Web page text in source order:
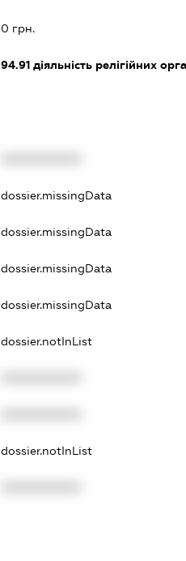
0 грн.
94.91діяльність релігійних
dossier.missingData
dossier.missingData
dossier.missingData
dossier.missingData
dossier.notInList
dossier.notInList